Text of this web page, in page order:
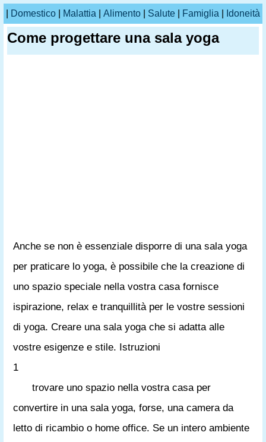
Domestico Malattia Alimento Salute Famiglia Idoneità
Come progettare una sala yoga
Anche se non è essenziale disporre di una sala yoga
per praticare lo yoga, è possibile che la creazione di
uno spazio speciale nella vostra casa fornisce
ispirazione, relax e tranquillità per le vostre sessioni
di yoga. Creare una sala yoga che si adatta alle
vostre esigenze e stile. Istruzioni
1
trovare uno spazio nella vostra casa per
convertire in una sala yoga, forse, una camera da
letto di ricambio o home office. Se un intero ambiente